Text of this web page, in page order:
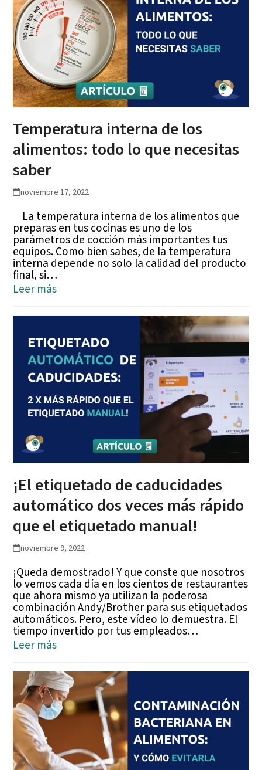
Temperatura interna de los
alimentos: todo lo que necesitas
saber
noviembre 17, 2022
La temperatura interna de los alimentos que
preparas en tus cocinas es uno de los
parámetros de cocción más importantes tus
equipos. Como bien sabes, de la temperatura
interna depende no solo la calidad del producto
final, si…
Leer más
¡El etiquetado de caducidades
automático dos veces más rápido
que el etiquetado manual!
noviembre 9, 2022
¡Queda demostrado! Y que conste que nosotros
lo vemos cada día en los cientos de restaurantes
que ahora mismo ya utilizan la poderosa
combinación Andy/Brother para sus etiquetados
automáticos. Pero, este vídeo lo demuestra. El
tiempo invertido por tus empleados…
Leer más